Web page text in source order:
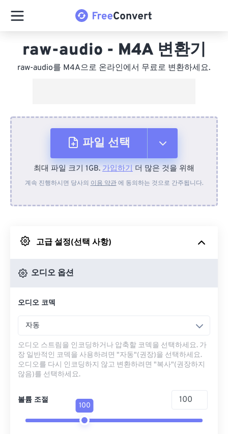
raw-audio - M4A 변환기
raw-audio를 M4A으로 온라인에서 무료로 변환하세요.
파일 선택
장치에서
Google 드라이브에서
최대 파일 크기 1GB. 가입하기 더 많은 것을 위해
계속 진행하시면 당사의 이용 약관에 동의하는 것으로 간주됩니다.
고급 설정(선택 사항)
오디오 옵션
오디오 코덱
자동
오디오 스트림을 인코딩하거나 압축할 코덱을 선택하세요. 가
장 일반적인 코덱을 사용하려면 "자동"(권장)을 선택하세요.
오디오를 다시 인코딩하지 않고 변환하려면 "복사"(권장하지
않음)를 선택하세요.
볼륨 조절
100